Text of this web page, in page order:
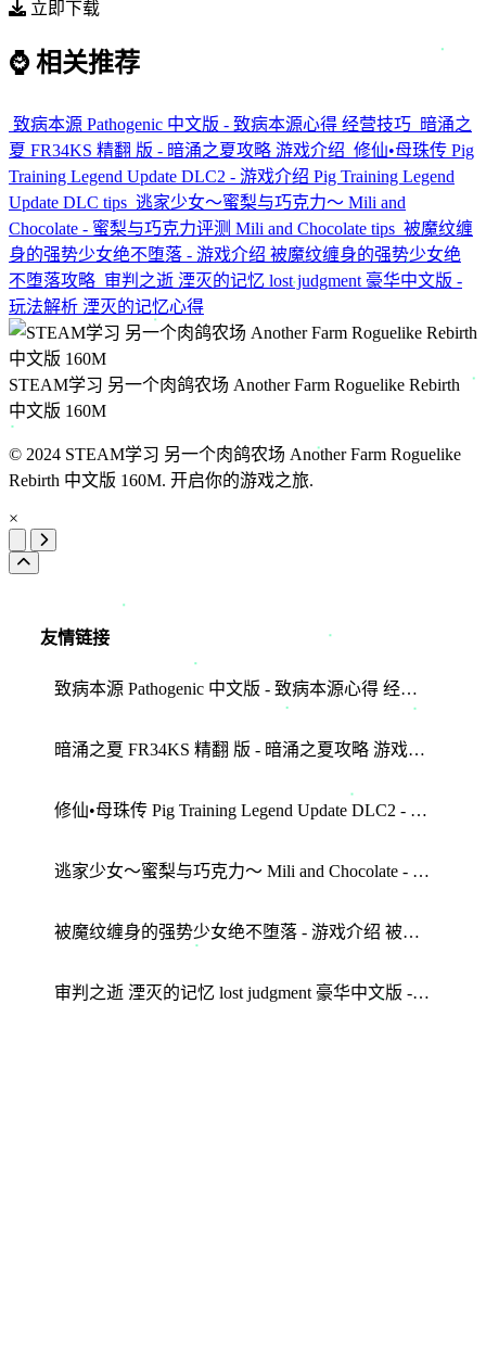
立即下载
⌚相关推荐
致病本源 Pathogenic 中文版 - 致病本源心得 经营技巧
暗涌之
夏 FR34KS 精翻 版 - 暗涌之夏攻略 游戏介绍 修仙•母珠传 Pig
Training Legend Update DLC2 - 游戏介绍 Pig Training Legend
Update DLC tips 逃家少女〜蜜梨与巧克力〜 Mili and
Chocolate - 蜜梨与巧克力评测 Mili and Chocolate tips 被魔纹缠
身的强势少女绝不堕落 - 游戏介绍 被魔纹缠身的强势少女绝
不堕落攻略 审判之逝 湮灭的记忆 lost judgment 豪华中文版 -
玩法解析 湮灭的记忆心得
STEAM学习 另一个肉鸽农场 Another Farm Roguelike Rebirth
中文版 160M
© 2024 STEAM学习 另一个肉鸽农场 Another Farm Roguelike
Rebirth 中文版 160M. 开启你的游戏之旅.
×
友情链接
致病本源 Pathogenic 中文版 - 致病本源心得 经营技巧
暗涌之夏 FR34KS 精翻 版 - 暗涌之夏攻略 游戏介绍
修仙•母珠传 Pig Training Legend Update DLC2 - 游戏介绍 Pig Training Legend Update DLC tips
逃家少女〜蜜梨与巧克力〜 Mili and Chocolate - 蜜梨与巧克力评测 Mili and Chocolate tips
被魔纹缠身的强势少女绝不堕落 - 游戏介绍 被魔纹缠身的强势少女绝不堕落攻略
审判之逝 湮灭的记忆 lost judgment 豪华中文版 - 玩法解析 湮灭的记忆心得